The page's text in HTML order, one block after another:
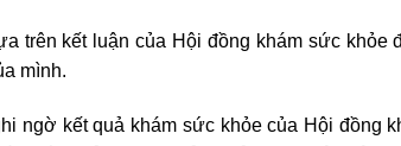
trên kết luận của Hội đồng khám sức
mình.
ngờ kết quả khám sức khỏe của Hội đồng